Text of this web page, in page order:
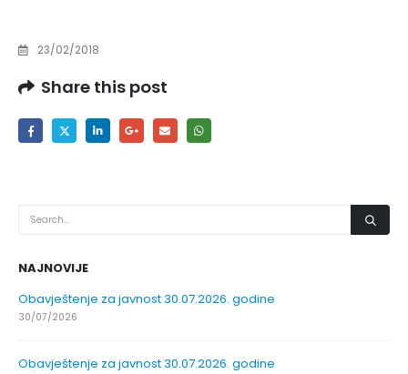
23/02/2018
Share this post
NAJNOVIJE
Obavještenje za javnost 30.07.2026. godine
30/07/2026
Obavještenje za javnost 30.07.2026. godine